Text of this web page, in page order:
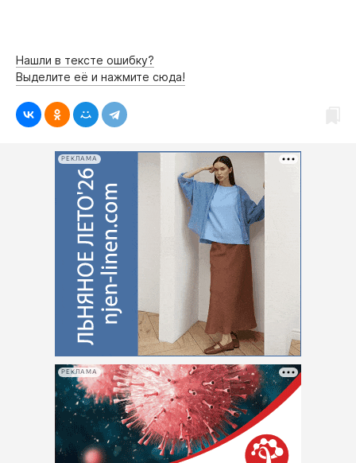
Нашли в тексте ошибку?
Выделите её и нажмите сюда!
РЕКЛАМА
РЕКЛАМА